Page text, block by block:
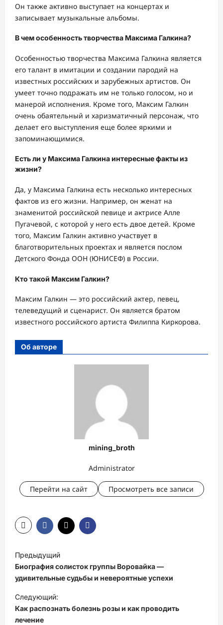
Он также активно выступает на концертах и
записывает музыкальные альбомы.
В чем особенность творчества Максима Галкина?
Особенностью творчества Максима Галкина является
его талант в имитации и создании пародий на
известных российских и зарубежных артистов. Он
умеет точно подражать им не только голосом, но и
манерой исполнения. Кроме того, Максим Галкин
очень обаятельный и харизматичный персонаж, что
делает его выступления еще более яркими и
запоминающимися.
Есть ли у Максима Галкина интересные факты из
жизни?
Да, у Максима Галкина есть несколько интересных
фактов из его жизни. Например, он женат на
знаменитой российской певице и актрисе Алле
Пугачевой, с которой у него есть двое детей. Кроме
того, Максим Галкин активно участвует в
благотворительных проектах и является послом
Детского Фонда ООН (ЮНИСЕФ) в России.
Кто такой Максим Галкин?
Максим Галкин — это российский актер, певец,
телеведущий и сценарист. Он является братом
известного российского артиста Филиппа Киркорова.
Об авторе
mining_broth
Administrator
Перейти на сайт Просмотреть все записи
а
в
и
г
Предыдущий
Биография солисток группы Воровайка —
удивительные судьбы и невероятные успехи
Следующий:
Как распознать болезнь розы и как проводить
лечение